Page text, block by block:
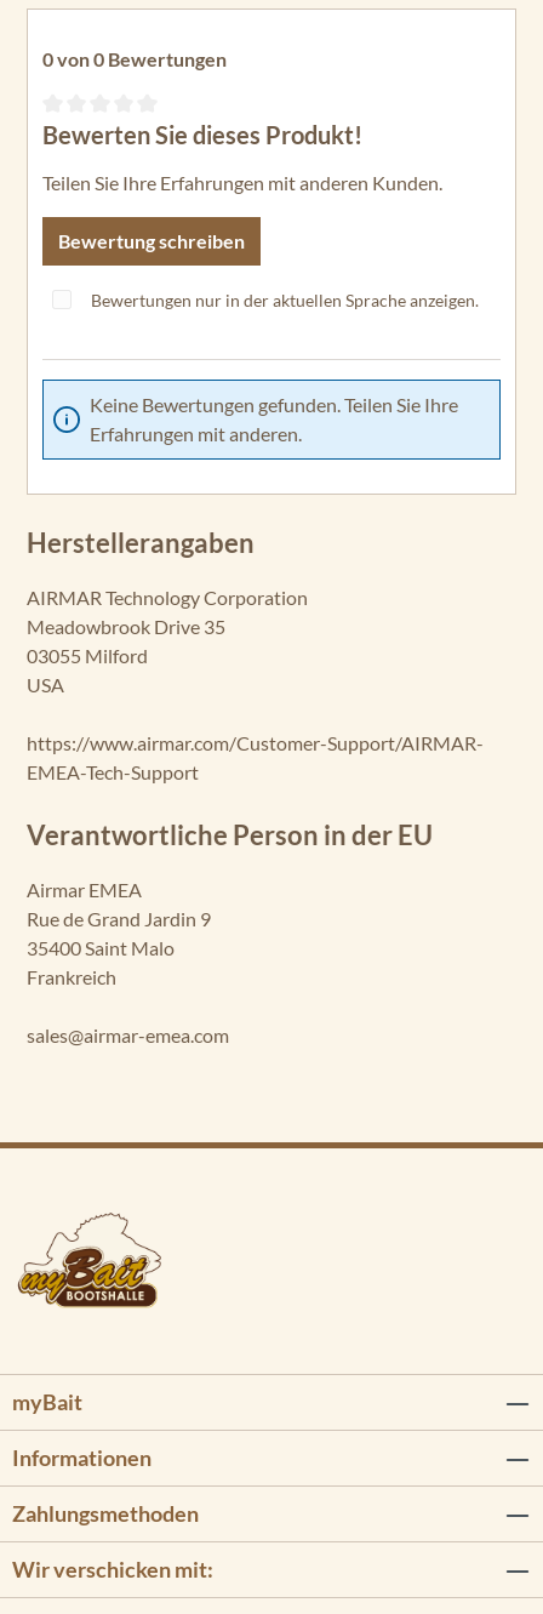
0 von 0 Bewertungen
Durchschnittliche Bewertung von 0 von 5 Sternen
Bewerten Sie dieses Produkt!
Teilen Sie Ihre Erfahrungen mit anderen Kunden.
Bewertung schreiben
Bewertungen nur in der aktuellen Sprache anzeigen.
Keine Bewertungen gefunden. Teilen Sie Ihre
Erfahrungen mit anderen.
Herstellerangaben
AIRMAR Technology Corporation
Meadowbrook Drive 35
03055 Milford
USA
https://www.airmar.com/Customer-Support/AIRMAR-
EMEA-Tech-Support
Verantwortliche Person in der EU
Airmar EMEA
Rue de Grand Jardin 9
35400 Saint Malo
Frankreich
sales@airmar-emea.com
myBait
Informationen
Zahlungsmethoden
Wir verschicken mit: